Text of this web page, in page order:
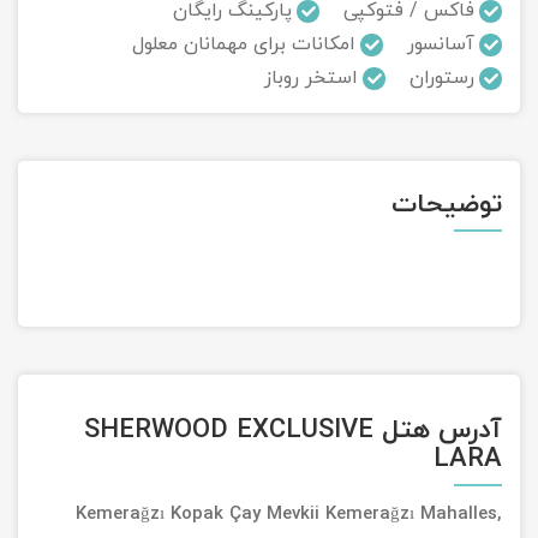
فاکس / فتوکپی
پارکینگ رایگان
آسانسور
امکانات برای مهمانان معلول
رستوران
استخر روباز
توضیحات
آدرس هتل SHERWOOD EXCLUSIVE
LARA
Kemerağzı Kopak Çay Mevkii Kemerağzı Mahalles,
تور سوباتان
تور مرداب هسل
تور کاشان